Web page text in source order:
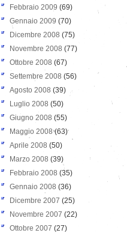
Febbraio 2009 (69)
Gennaio 2009 (70)
Dicembre 2008 (75)
Novembre 2008 (77)
Ottobre 2008 (67)
Settembre 2008 (56)
Agosto 2008 (39)
Luglio 2008 (50)
Giugno 2008 (55)
Maggio 2008(63)
Aprile 2008 (50)
Marzo 2008 (39)
Febbraio 2008 (35)
Gennaio 2008 (36)
Dicembre 2007 (25)
Novembre 2007 (22)
Ottobre 2007 (27)